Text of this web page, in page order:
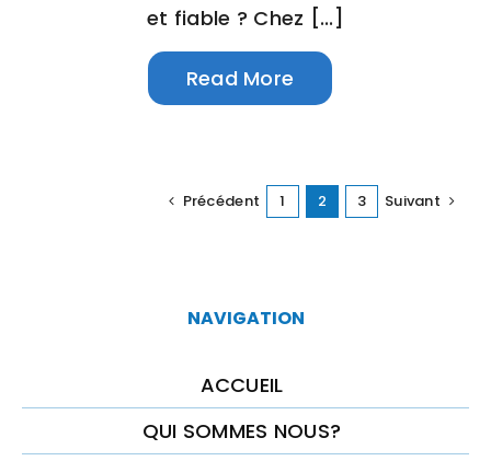
et fiable ? Chez [...]
Read More
Précédent 1 2 3 Suivant
NAVIGATION
ACCUEIL
QUI SOMMES NOUS?